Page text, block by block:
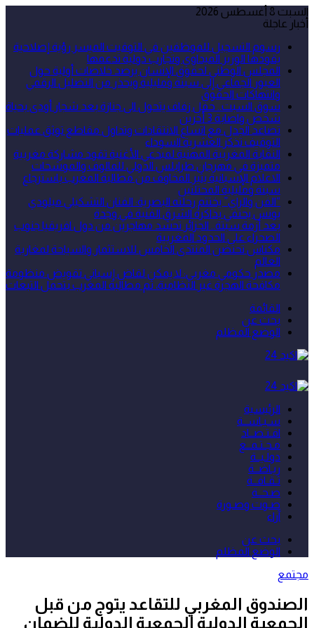
السبت 8 أغسطس 2026
أخبار عاجلة
رسوم التسجيل للموظفين في التوقيت الميسر رؤية إصلاحية
يقودها الوزير الميداوي وتجارب دولية تدعمها
المجلس الوطني لحقوق الإنسان يرصد خلاصات أولية حول
العبور الجماعي إلى سبتة ومليلية ويحذر من التضليل الرقمي
وانتهاكات الحقوق
سوق السبت.. حفل زفاف يتحول الى جنازة بعد شجار أودى بحياة
شخص واصابة 3 أخرين
تصاعد الجدل مع اتساع الانتقادات وتداول مقاطع توثق عمليات
التوقيف تذكر العشرية السوداء
النقابة المغربية المهنية لمبدعي الأغنية تقود مشاركة مغربية
متميزة في مهرجان طرابلس الدولي للمالوف والموشحات
الاعلام الإسبانية يثير المخاوف من مطالبة المغرب باسترجاع
سبتة ومليلية المحتلتين
“الفن والراي” يختتم رحلته البصرية: الفنان التشكيلي ميلودي
يونس يحتفي بذاكرة الشرق الفنية في وجدة
بعد أزمة سبتة.. الجزائر تحشد مهاجرين من دول افريقيا جنوب
الصحراء على الحدود المغربية
مكناس تحتضن المنتدى الخامس للاستثمار والسياحة لمغاربة
العالم
مصدر حكومي مغربي: لا يمكن لقاض إسباني تقويض منظومة
مكافحة الهجرة غير النظامية، ثم مطالبة المغرب بتحمل التبعات
القائمة
بحث عن
الوضع المظلم
الرئيسية
سـيـاســة
اقـتـصــاد
مـجـتـمــع
دولـيــة
ريـاضــة
ثـقـافــة
صـحــة
صـوت وصـورة
آراء
بحث عن
الوضع المظلم
مجتمع
الصندوق المغربي للتقاعد يتوج من قبل
الجمعية الدولية الجمعية الدولية للضمان